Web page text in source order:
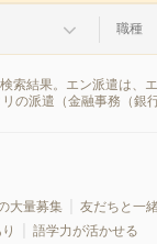
職種
索結果。エン派遣は、
の派遣（金融事務（銀
大量募集 友だちと一
語学力が活かせる